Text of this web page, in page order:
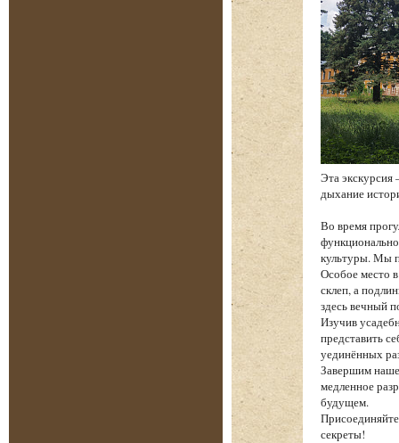
Эта экскурсия
дыхание
Во время
культуры. Мы
Особое место
склеп, а
здесь вечный
Изучив
представить
уединённых
Завершим
медленное
будущем.
секреты!